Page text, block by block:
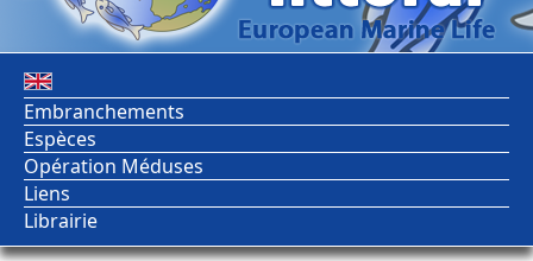
Embranchements
Espèces
Opération Méduses
Liens
Librairie